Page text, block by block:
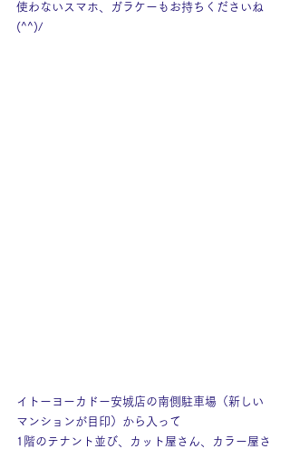
使わないスマホ、ガラケーもお持ちくださいね
(^^)/
イトーヨーカドー安城店の南側駐車場（新しい
マンションが目印）から入って
1階のテナント並び、カット屋さん、カラー屋さ